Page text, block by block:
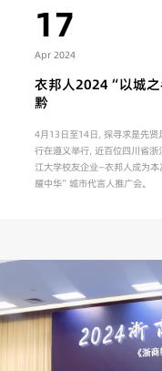
17
Apr 2024
衣邦人2024“以城
黔
4月13日至14日，探寻求是先
行在遵义举行，近百位四川省
江大学校友企业—衣邦人成为
耀中华”城市代言人推广会。